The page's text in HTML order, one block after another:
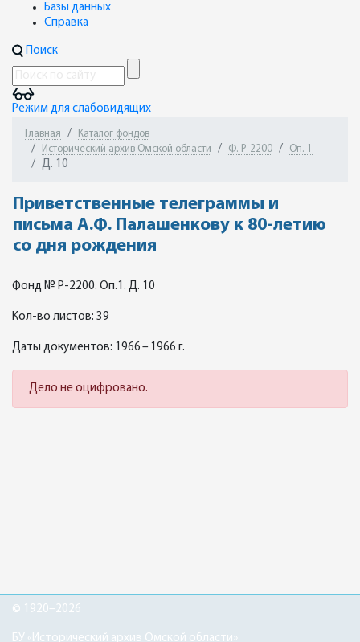
Базы данных
Справка
Поиск
Режим для слабовидящих
Главная
Каталог фондов
Исторический архив Омской области
Ф. Р-2200 Оп. 1
Д. 10
Приветственные телеграммы и
письма А.Ф. Палашенкову к 80-летию
со дня рождения
Фонд № Р-2200. Оп.1. Д. 10
Кол-во листов: 39
Даты документов: 1966 – 1966 г.
Дело не оцифровано.
© 1920–2026
БУ «Исторический архив Омской области»